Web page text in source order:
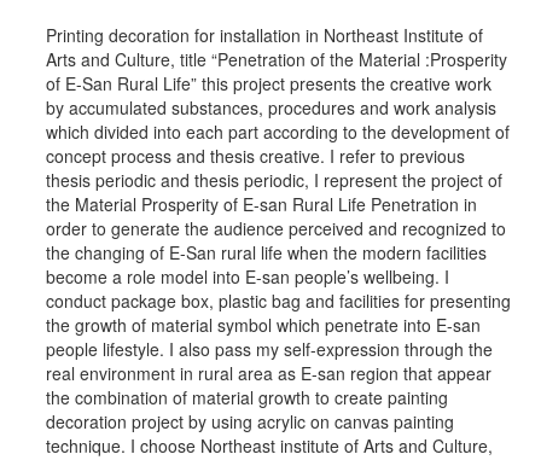
Printing decoration for installation in Northeast Institute of
Arts and Culture, title “Penetration of the Material :Prosperity
of E-San Rural Life” this project presents the creative work
by accumulated substances, procedures and work analysis
which divided into each part according to the development of
concept process and thesis creative. I refer to previous
thesis periodic and thesis periodic, I represent the project of
the Material Prosperity of E-san Rural Life Penetration in
order to generate the audience perceived and recognized to
the changing of E-San rural life when the modern facilities
become a role model into E-san people’s wellbeing. I
conduct package box, plastic bag and facilities for presenting
the growth of material symbol which penetrate into E-san
people lifestyle. I also pass my self-expression through the
real environment in rural area as E-san region that appear
the combination of material growth to create painting
decoration project by using acrylic on canvas painting
technique. I choose Northeast institute of Arts and Culture,